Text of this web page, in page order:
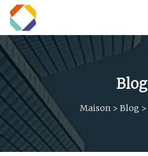
Blog
Maison > Blog >